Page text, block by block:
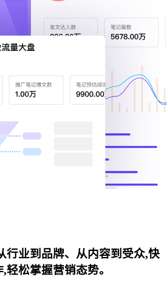
行业到品牌、从内容到受众,快
松掌握营销态势。